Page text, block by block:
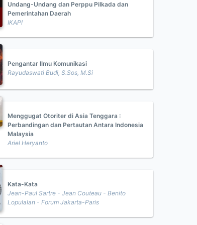
Undang-Undang dan Perppu Pilkada dan
Pemerintahan Daerah
IKAPI
Pengantar Ilmu Komunikasi
Rayudaswati Budi, S.Sos, M.Si
Menggugat Otoriter di Asia Tenggara :
Perbandingan dan Pertautan Antara Indonesia
Malaysia
Ariel Heryanto
Kata-Kata
Jean-Paul Sartre - Jean Couteau - Benito
Lopulalan - Forum Jakarta-Paris